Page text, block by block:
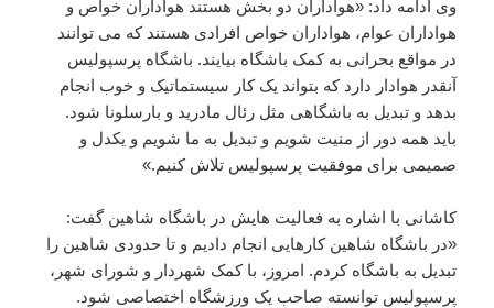
وی ادامه داد: «هواداران دو بخش هستند هواداران خواص و
هواداران عوام، هواداران خواص افرادی هستند که می توانند
در مواقع بحرانی به کمک باشگاه بیایند. باشگاه پرسپولیس
آنقدر هوادار دارد که بتواند یک کار سیستماتیک و خوب انجام
بدهد و تبدیل به باشگاهی مثل رئال مادرید و بارسلونا شود.
باید همه دور از منیت شویم و تبدیل به ما شویم و یکدل و
صمیمی برای موفقیت پرسپولیس تلاش کنیم.»
کاشانی با اشاره به فعالیت هایش در باشگاه شاهین گفت:
«در باشگاه شاهین کارهایی انجام دادیم و تا حدودی شاهین را
تبدیل به باشگاه کردم. امروز، با کمک شهردار و شورای شهر،
پرسپولیس توانسته صاحب یک ورزشگاه اختصاصی شود.